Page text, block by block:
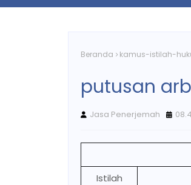
Beranda kamus-istilah-
putusan
Jasa Penerjemah
Istilah